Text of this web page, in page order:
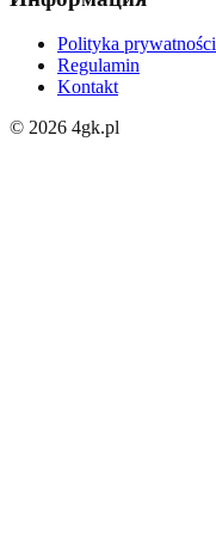
Polityka prywatności
Regulamin
Kontakt
© 2026 4gk.pl